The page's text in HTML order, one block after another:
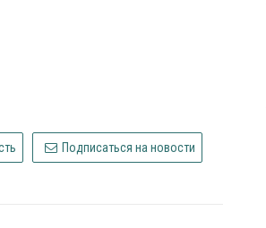
Подписаться на новости